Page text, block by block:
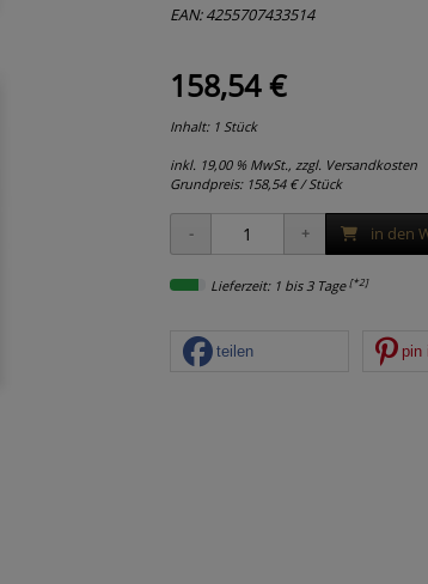
EAN: 4255707433514
158,54 €
Inhalt: 1 Stück
inkl. 19,00 % MwSt., zzgl. Versandkosten
Grundpreis: 158,54 € / Stück
in den
Lieferzeit: 1 bis 3 Tage [*2]
teilen pin